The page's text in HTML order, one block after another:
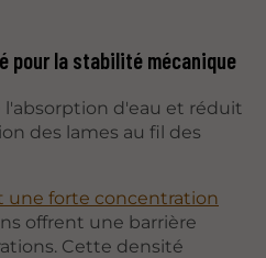
pour la stabilité mécanique
d'eau et réduit
des lames au fil des
une forte concentration
offrent une barrière
Cette densité